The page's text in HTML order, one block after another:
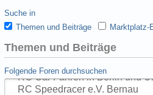
Suche in
Themen und Beiträge
Marktplatz-
Themen und Beiträge
Folgende Foren durchsuchen